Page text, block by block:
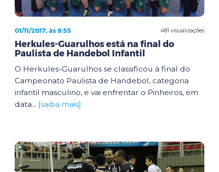
481 visualizações
01/11/2017, às 8:55
Herkules-Guarulhos está na final do
Paulista de Handebol Infantil
O Herkules-Guarulhos se classificou à final do
Campeonato Paulista de Handebol, categoria
infantil masculino, e vai enfrentar o Pinheiros, em
data... [saiba mais]